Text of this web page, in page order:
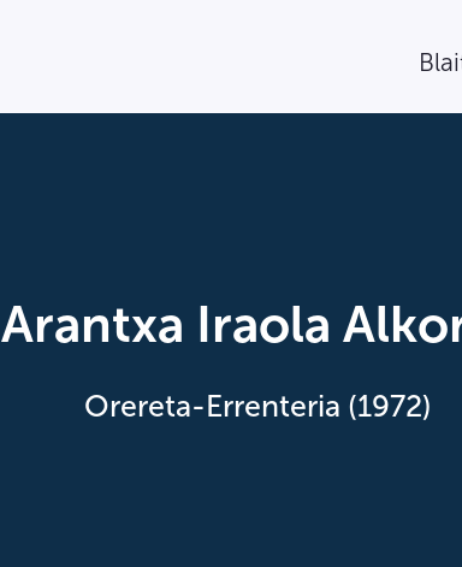
Arantxa Iraola
Orereta-Errenteria (1972)